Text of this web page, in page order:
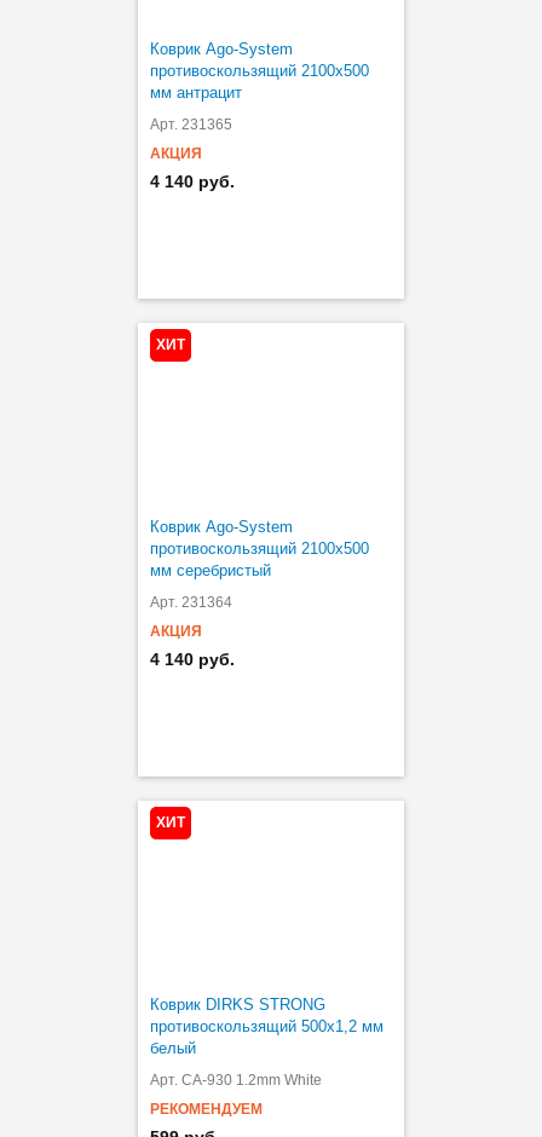
Коврик Ago-System
противоскользящий 2100х500
мм антрацит
Арт. 231365
АКЦИЯ
4 140 руб.
ХИТ
Коврик Ago-System
противоскользящий 2100х500
мм серебристый
Арт. 231364
АКЦИЯ
4 140 руб.
ХИТ
Коврик DIRKS STRONG
противоскользящий 500х1,2 мм
белый
Арт. CA-930 1.2mm White
РЕКОМЕНДУЕМ